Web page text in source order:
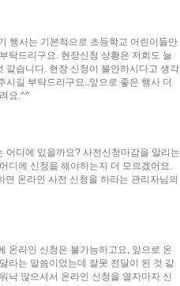
행사는 기본적으로 초등학교 어린이들만
탁드리구요. 현장신청 상황은 저희도 늘
같습니다. 현장 신청이 불안하시다고 생각
시길 부탁드리구요..앞으로 좋은 행사 더
요.^^
어디에 있을까요? 사전신청마감을 알리는
디에 신청을 해야하는지 더 모르겠어요.
온라인 사전 신청을 하라는 관리자님의
온라인 신청은 불가능하고요, 앞으로 온
라는 말씀이었는데 잘못 전달이 된 것 같
낙 많으셔서 온라인 신청을 열자마자 신